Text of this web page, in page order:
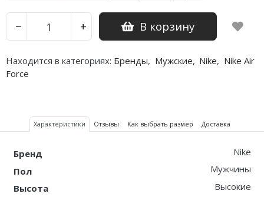
− + В корзину
Находится в категориях: Бренды, Мужские, Nike, Nike Air
Force
Характеристики Отзывы Как выбрать размер Доставка
Бренд
Nike
Пол
Мужчины
Высота
Высокие